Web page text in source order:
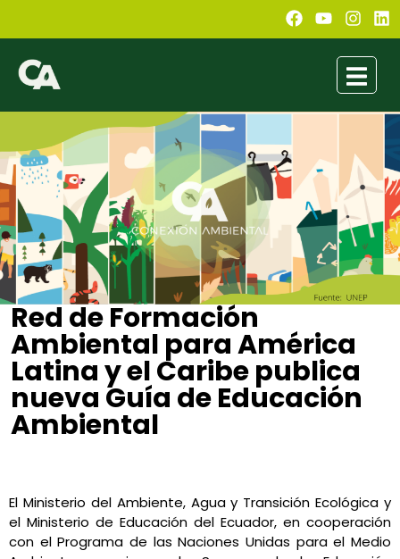
Red de Formación
Ambiental para América
Latina y el Caribe publica
nueva Guía de Educación
Ambiental
El Ministerio del Ambiente, Agua y Transición Ecológica y
el Ministerio de Educación del Ecuador, en cooperación
con el Programa de las Naciones Unidas para el Medio